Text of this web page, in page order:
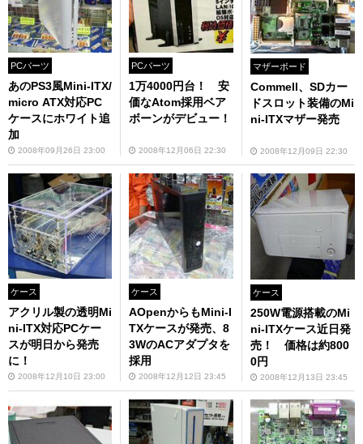
PCパーツ
あのPS3風Mini-ITX/
micro ATX対応PC
ケースにホワイト追
加
2008年09月26日 23:00
PCパーツ
1万4000円台！ 安
価なAtom採用ベア
ボーンがデビュー！
2008年12月06日 22:30
マザーボード
Commell、SDカー
ドスロット装備のMi
ni-ITXマザー発売
2008年12月09日 22:30
ケース
アクリル製の透明Mi
ni-ITX対応PCケー
スが明日から発売
に！
2008年12月10日 23:00
ケース
AOpenからもMini-I
TXケースが発売、8
3WのACアダプタを
採用
2008年12月12日 23:45
ケース
250W電源搭載のMi
ni-ITXケース近日発
売！ 価格は約800
0円
2008年12月13日 23:45